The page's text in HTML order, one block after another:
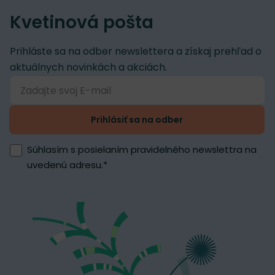
Kvetinová pošta
Prihláste sa na odber newslettera a získaj prehľad o
aktuálnych novinkách a akciách.
Prihlásiť sa na odber
Súhlasím s posielaním pravidelného newslettra na
uvedenú adresu.*